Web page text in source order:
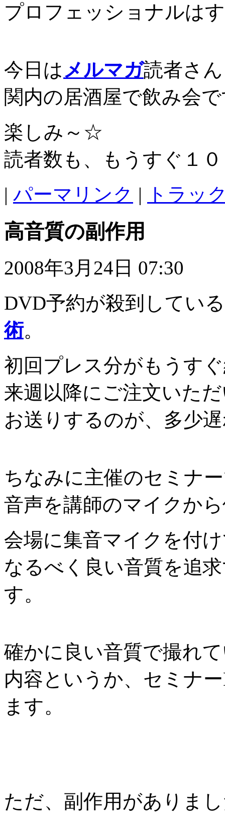
プロフェッショナルは
今日はメルマガ読者さ
関内の居酒屋で飲み会
楽しみ～☆
読者数も、もうすぐ１
| パーマリンク | トラッ
高音質の副作用
2008年3月24日 07:30
DVD予約が殺到している
術。
初回プレス分がもうす
来週以降にご注文いた
お送りするのが、多少
ちなみに主催のセミナ
音声を講師のマイクか
会場に集音マイクを付
なるべく良い音質を追
す。
確かに良い音質で撮れ
内容というか、セミナ
ます。
ただ、副作用がありま